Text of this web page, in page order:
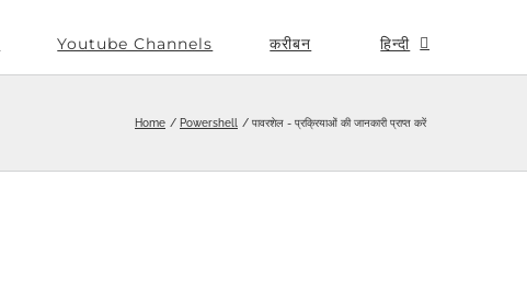
Youtube Channels करीबन हिन्दी
Home Powershell पावरशेल - प्रक्रियाओं की जानकारी प्राप्त करें